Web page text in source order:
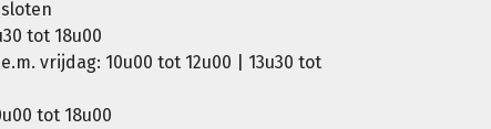
tot 18u00
vrijdag: 10u00 tot 12u00 | 13u30 tot
tot 18u00